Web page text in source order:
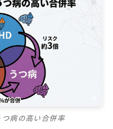
病の高い合併率